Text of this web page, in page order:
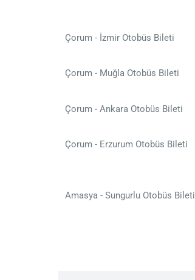
Çorum - İzmir Otobüs Bileti
Çorum - Muğla Otobüs Bileti
Çorum - Ankara Otobüs Bileti
Çorum - Erzurum Otobüs Bileti
Amasya - Sungurlu Otobüs Bileti